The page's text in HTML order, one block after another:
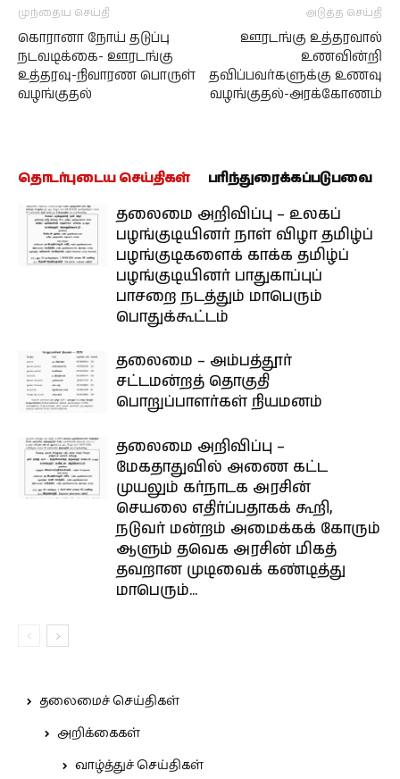
முந்தைய செய்தி
கொரானா நோய் தடுப்பு
நடவடிக்கை- ஊரடங்கு
உத்தரவு-நிவாரண பொருள்
வழங்குதல்
அடுத்த செய்தி
ஊரடங்கு உத்தரவால்
உணவின்றி
தவிப்பவர்களுக்கு உணவு
வழங்குதல்-அரக்கோணம்
தொடர்புடைய செய்திகள் பரிந்துரைக்கப்படுபவை
தலைமை அறிவிப்பு – உலகப்
பழங்குடியினர் நாள் விழா தமிழ்ப்
பழங்குடிகளைக் காக்க தமிழ்ப்
பழங்குடியினர் பாதுகாப்புப்
பாசறை நடத்தும் மாபெரும்
பொதுக்கூட்டம்
தலைமை – அம்பத்தூர்
சட்டமன்றத் தொகுதி
பொறுப்பாளர்கள் நியமனம்
தலைமை அறிவிப்பு –
மேகதாதுவில் அணை கட்ட
முயலும் கர்நாடக அரசின்
செயலை எதிர்ப்பதாகக் கூறி,
நடுவர் மன்றம் அமைக்கக் கோரும்
ஆளும் தவெக அரசின் மிகத்
தவறான முடிவைக் கண்டித்து
மாபெரும்...
தலைமைச் செய்திகள்
அறிக்கைகள்
வாழ்த்துச் செய்திகள்